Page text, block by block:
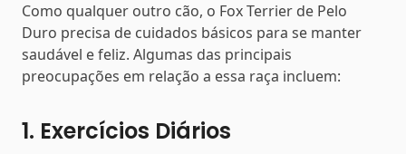
Como qualquer outro cão, o Fox Terrier de Pelo
Duro precisa de cuidados básicos para se manter
saudável e feliz. Algumas das principais
preocupações em relação a essa raça incluem:
1. Exercícios Diários